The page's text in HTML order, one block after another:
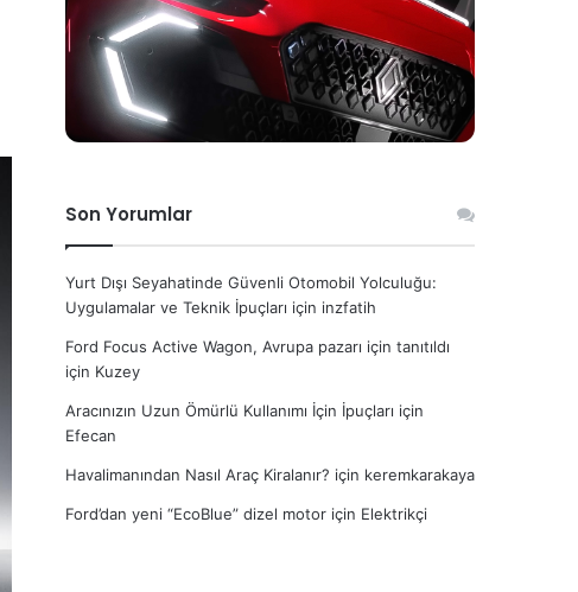
Son Yorumlar
Yurt Dışı Seyahatinde Güvenli Otomobil Yolculuğu:
Uygulamalar ve Teknik İpuçları için inzfatih
Ford Focus Active Wagon, Avrupa pazarı için tanıtıldı
için Kuzey
Aracınızın Uzun Ömürlü Kullanımı İçin İpuçları için
Efecan
Havalimanından Nasıl Araç Kiralanır? için keremkarakaya
Ford’dan yeni “EcoBlue” dizel motor için Elektrikçi